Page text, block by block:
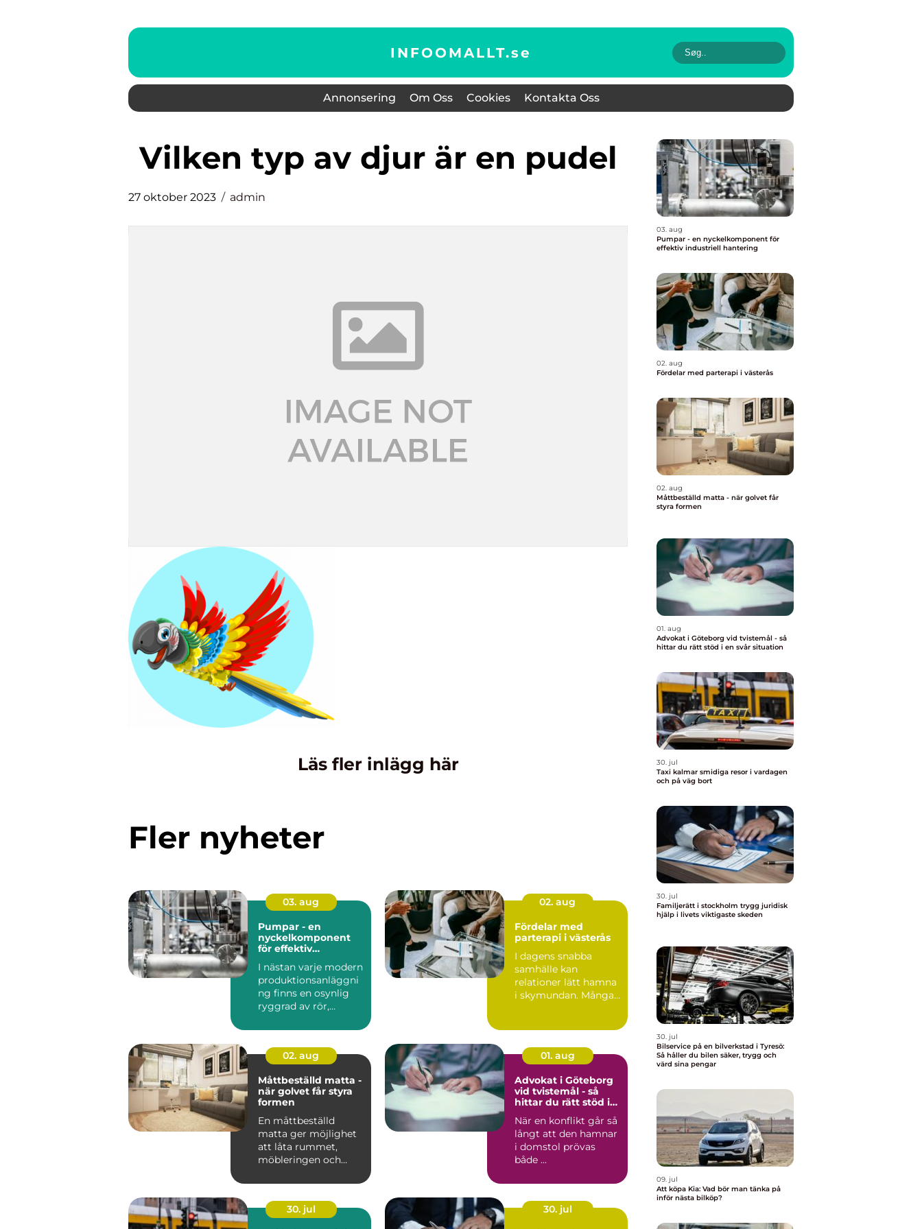
INFOOMALLT.se
Annonsering Om Oss Cookies Kontakta Oss
vilken typ av djur är en pudel
27 oktober 2023 admin
Läs fler inlägg här
Fler nyheter
03. aug
Pumpar - en
nyckelkomponent
för effektiv
I nästan varje modern
produktionsanläggni
ng finns en osynlig
ryggrad av rör,
02. aug
Fördelar med
parterapi i västerås
I dagens snabba
samhälle kan
relationer lätt hamna
i skymundan. Många
02. aug
Måttbeställd matta -
när golvet får styra
formen
En måttbeställd
matta ger möjlighet
att låta rummet,
möbleringen och
01. aug
Advokat i Göteborg
vid tvistemål - så
hittar du rätt stöd i
När en konflikt går så
långt att den hamnar
i domstol prövas
både ...
30. jul
30. jul
03. aug
Pumpar - en nyckelkomponent för
effektiv industriell hantering
02. aug
Fördelar med parterapi i västerås
02. aug
Måttbeställd matta - när golvet får
styra formen
01. aug
Advokat i Göteborg vid tvistemål - så
hittar du rätt stöd i en svår situation
30. jul
Taxi kalmar smidiga resor i vardagen
och på väg bort
30. jul
Familjerätt i stockholm trygg juridisk
hjälp i livets viktigaste skeden
30. jul
Bilservice på en bilverkstad i Tyresö:
Så håller du bilen säker, trygg och
värd sina pengar
09. jul
Att köpa Kia: Vad bör man tänka på
inför nästa bilköp?